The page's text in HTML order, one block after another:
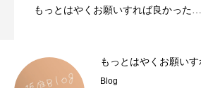
もっとはやくお願いすれば良かった…
もっとはやくお願い
Blog